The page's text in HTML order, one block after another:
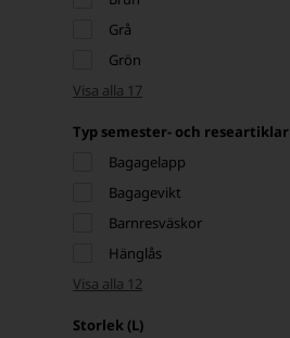
Grå
Grön
Visa alla 17
Typ semester- och researtiklar
Bagagelapp
Bagagevikt
Barnresväskor
Hänglås
Visa alla 12
Storlek (L)